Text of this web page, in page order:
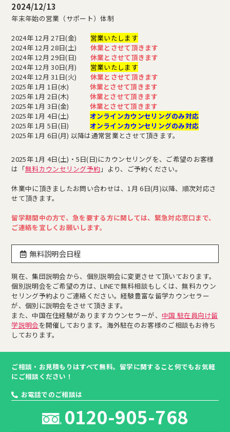
2024/12/13
年末年始の営業（サポート）体制
2024年 12月 27日(金) 営業いたします
2024年 12月 28日(土) 休業とさせて頂きます
2024年 12月 29日(日) 休業とさせて頂きます
2024年 12月 30日(月) 営業いたします
2024年 12月 31日(火) 休業とさせて頂きます
2025年 1月 1日(水) 休業とさせて頂きます
2025年 1月 2日(木) 休業とさせて頂きます
2025年 1月 3日(金) 休業とさせて頂きます
2025年 1月 4日(土) オンラインカウンセリングのみ対応
2025年 1月 5日(日) オンラインカウンセリングのみ対応
2025年 1月 6日(月) 以降は通常営業とさせて頂きます。
2025年 1月 4日(土)・5日(日)にカウンセリングを、ご希望のお客様
は「無料カウンセリング予約 」より、ご予約ください。
休業中に頂きましたお問い合わせは、1月 6日(月)以降、順次対応さ
せて頂きます。
留学期間中の方で、急を要する方に関しては、緊急対応窓口まで、
ご連絡を宜しくお願いします。
無料説明会日程
現在、集団説明会から、個別説明会に変更させて頂いております。
個別説明会をご希望の方は、LINEで無料相談もしくは、無料カウン
セリング予約よりご連絡ください。経験豊富な留学カウンセラー
が、個別に説明会をさせて頂きます。
また、中国在住経験がありますカウンセラーが、 中国 駐在員向け留
学説明会を開催しております。海外駐在のお客様のご相談もお待ち
しております。
ご相談・お見積もりはすべて無料。留学に関すること何でもお気軽
にご相談ください！
お電話でのご相談は
0120-905-768